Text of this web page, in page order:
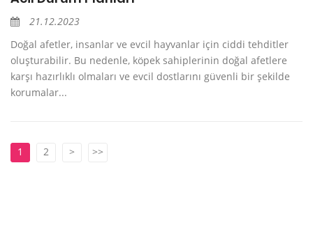
21.12.2023
Doğal afetler, insanlar ve evcil hayvanlar için ciddi tehditler
oluşturabilir. Bu nedenle, köpek sahiplerinin doğal afetlere
karşı hazırlıklı olmaları ve evcil dostlarını güvenli bir şekilde
korumalar...
1 2 > >>